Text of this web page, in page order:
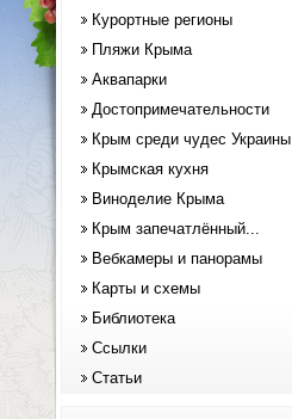
Курортные регионы
Пляжи Крыма
Аквапарки
Достопримечательности
Крым среди чудес Украины
Крымская кухня
Виноделие Крыма
Крым запечатлённый...
Вебкамеры и панорамы
Карты и схемы
Библиотека
Ссылки
Статьи